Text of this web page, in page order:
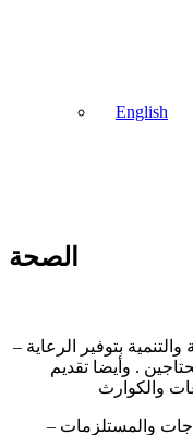
English
الصحة
– تقوم مؤسسة معا للأطفال الألمانية للإغاثة والتنمية بتوفير الرعاية
. وأيضا تقديم
– كذلك دعم الوحدات المراكز الصحية بالعلاجات والمستلزمات